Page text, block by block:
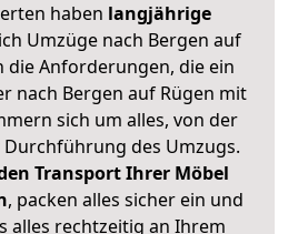
haben langjährige
Umzüge nach Bergen auf
die Anforderungen, die ein
nach Bergen auf Rügen mit
sich um alles, von der
des Umzugs.
Transport Ihrer Möbel
, packen alles sicher ein und
alles rechtzeitig an Ihrem